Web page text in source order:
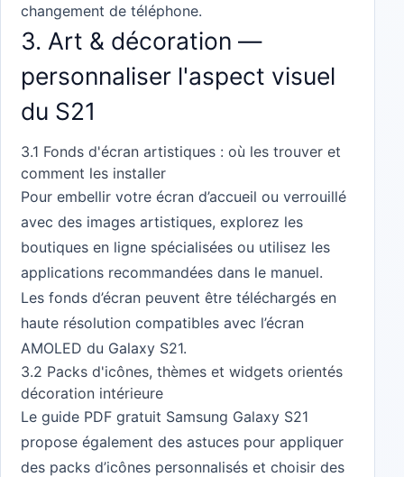
changement de téléphone.
3. Art & décoration —
personnaliser l'aspect visuel
du S21
3.1 Fonds d'écran artistiques : où les trouver et
comment les installer
Pour embellir votre écran d’accueil ou verrouillé
avec des images artistiques, explorez les
boutiques en ligne spécialisées ou utilisez les
applications recommandées dans le manuel.
Les fonds d’écran peuvent être téléchargés en
haute résolution compatibles avec l’écran
AMOLED du Galaxy S21.
3.2 Packs d'icônes, thèmes et widgets orientés
décoration intérieure
Le guide PDF gratuit Samsung Galaxy S21
propose également des astuces pour appliquer
des packs d’icônes personnalisés et choisir des